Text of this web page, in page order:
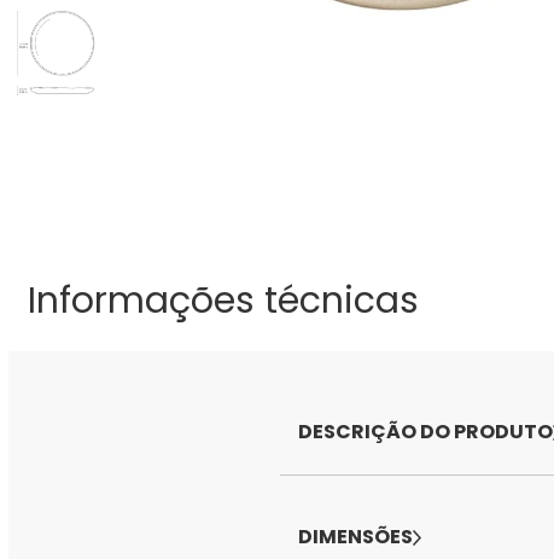
Informações técnicas
DESCRIÇÃO DO PRODUTO
DIMENSÕES